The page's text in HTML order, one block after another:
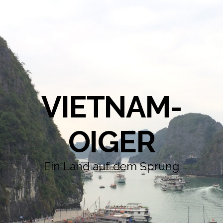
VIETNAM-
OIGER
Ein Land auf dem Sprung